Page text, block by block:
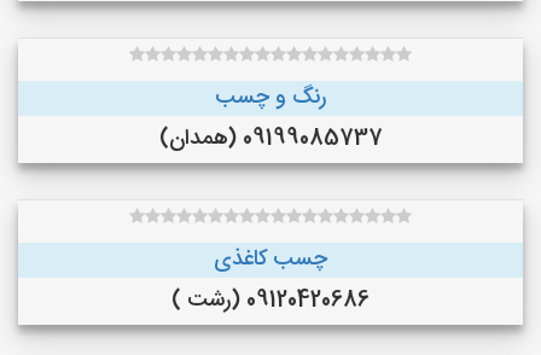
رنگ و چسب
09199085737 (همدان)
چسب کاغذی
09120420686 (رشت )